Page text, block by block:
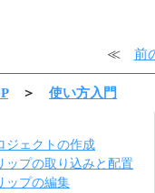
≪ 前
＞ 使い方入門
ジェクトの作成
ップの取り込みと配置
ップの編集